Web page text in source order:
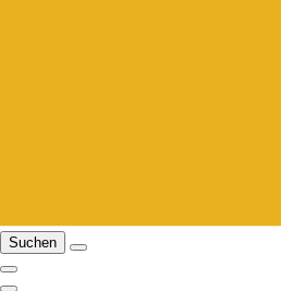
Suchen